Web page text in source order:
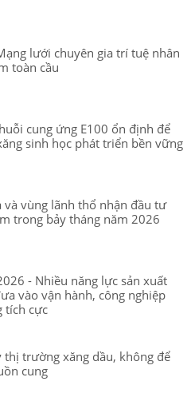
lưới chuyên gia trí tuệ nhân
toàn cầu
cung ứng E100 ổn định để
sinh học phát triển bền vững
và vùng lãnh thổ nhận đầu tư
trong bảy tháng năm 2026
- Nhiều năng lực sản xuất
vào vận hành, công nghiệp
tích cực
thị trường xăng dầu, không để
cung